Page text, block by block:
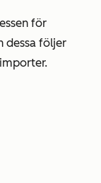
för
dessa följer